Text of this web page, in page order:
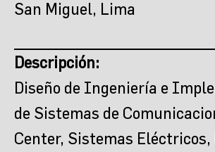
San Miguel, Lima
Descripción:
Diseño de Ingeniería e
de Sistemas de
Center, Sistemas Eléctricos,